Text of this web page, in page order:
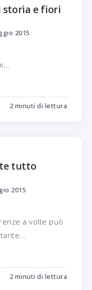
storia e fiori
2015
2 minuti di lettura
tutto
2015
a volte può
2 minuti di lettura